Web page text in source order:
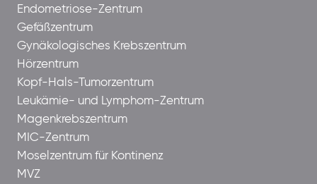
Endometriose-Zentrum
Gefäßzentrum
Gynäkologisches Krebszentrum
Hörzentrum
Kopf-Hals-Tumorzentrum
Leukämie- und Lymphom-Zentrum
Magenkrebszentrum
MIC-Zentrum
Moselzentrum für Kontinenz
MVZ